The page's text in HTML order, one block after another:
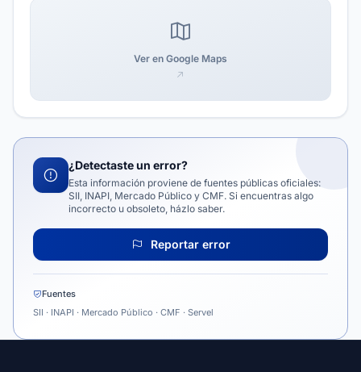
Ver en Google Maps
¿Detectaste un error?
Esta información proviene de fuentes públicas oficiales:
SII, INAPI, Mercado Público y CMF. Si encuentras algo
incorrecto u obsoleto, házlo saber.
Reportar error
Fuentes
SII · INAPI · Mercado Público · CMF · Servel